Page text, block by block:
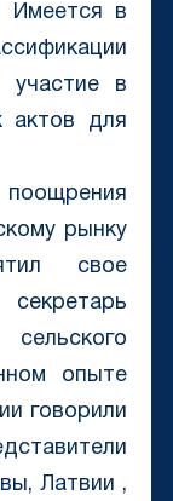
Имеется в
участие в
актов для
рынку
свое
опыте
говорили
Латвии ,